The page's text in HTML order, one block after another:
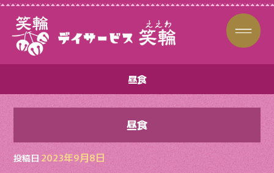
昼食
昼食
投稿日 2023年9月8日